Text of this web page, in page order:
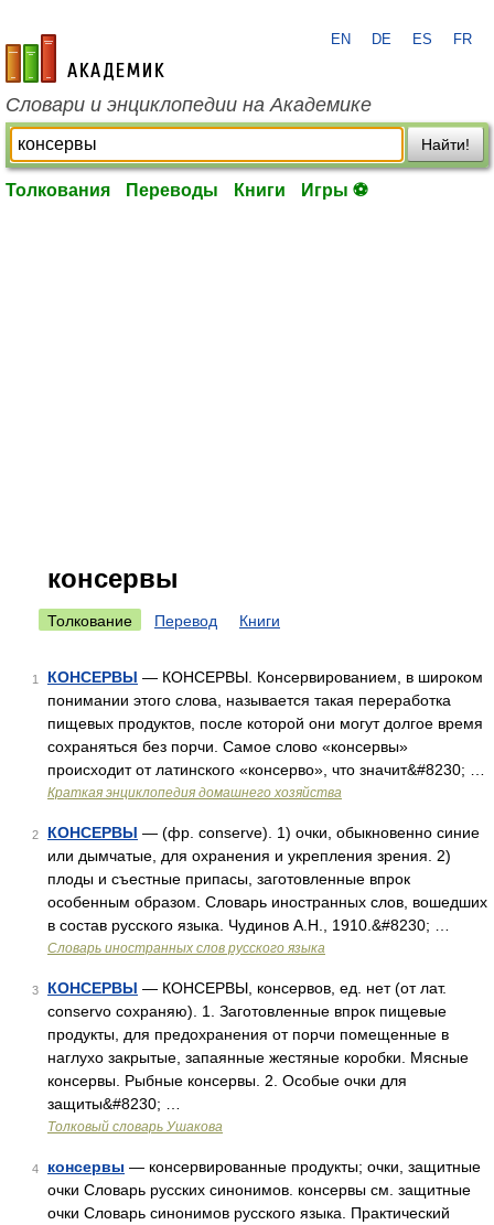
academic.ru
EN DE ES FR
Словари и энциклопедии на Академике
Найти!
Толкования Переводы Книги Игры ⚽
консервы
Толкование Перевод Книги
1 КОНСЕРВЫ — КОНСЕРВЫ. Консервированием, в широком
понимании этого слова, называется такая переработка
пищевых продуктов, после которой они могут долгое время
сохраняться без порчи. Самое слово «консервы»
происходит от латинского «консерво», что значит&#8230; …
Краткая энциклопедия домашнего хозяйства
2 КОНСЕРВЫ — (фр. conserve). 1) очки, обыкновенно синие
или дымчатые, для охранения и укрепления зрения. 2)
плоды и съестные припасы, заготовленные впрок
особенным образом. Словарь иностранных слов, вошедших
в состав русского языка. Чудинов А.Н., 1910.&#8230; …
Словарь иностранных слов русского языка
3 КОНСЕРВЫ — КОНСЕРВЫ, консервов, ед. нет (от лат.
conservo сохраняю). 1. Заготовленные впрок пищевые
продукты, для предохранения от порчи помещенные в
наглухо закрытые, запаянные жестяные коробки. Мясные
консервы. Рыбные консервы. 2. Особые очки для
защиты&#8230; …
Толковый словарь Ушакова
4 консервы — консервированные продукты; очки, защитные
очки Словарь русских синонимов. консервы см. защитные
очки Словарь синонимов русского языка. Практический